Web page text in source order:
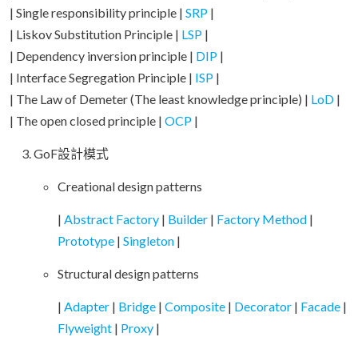
| Single responsibility principle | SRP |
| Liskov Substitution Principle | LSP |
| Dependency inversion principle | DIP |
| Interface Segregation Principle | ISP |
| The Law of Demeter (The least knowledge principle) | LoD |
| The open closed principle | OCP |
GoF設計模式
Creational design patterns
| Abstract Factory | Builder | Factory Method |
Prototype | Singleton |
Structural design patterns
| Adapter | Bridge | Composite | Decorator | Facade |
Flyweight | Proxy |